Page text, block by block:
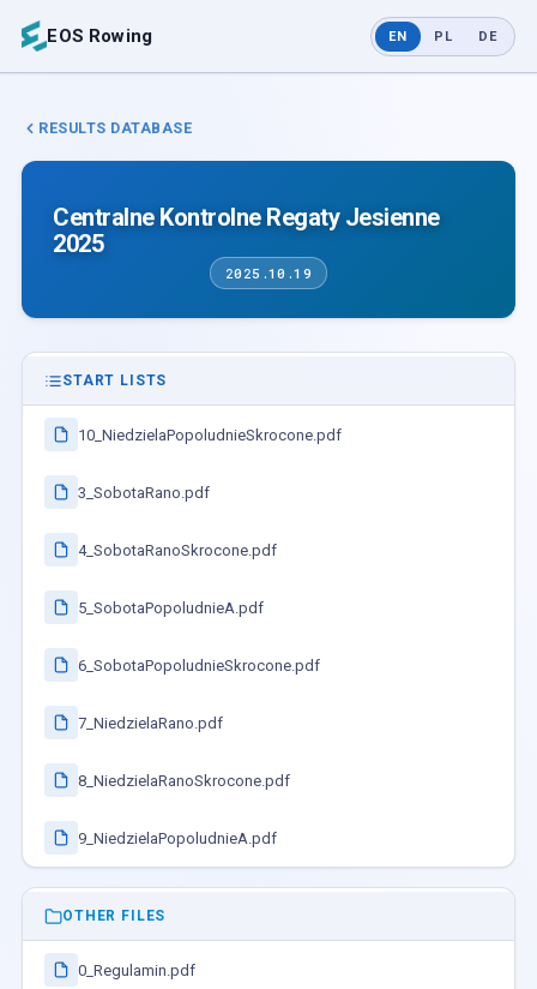
EOS Rowing EN PL DE
RESULTS DATABASE
Centralne Kontrolne Regaty Jesienne
2025
2025.10.19
START LISTS
10_NiedzielaPopoludnieSkrocone.pdf
3_SobotaRano.pdf
4_SobotaRanoSkrocone.pdf
5_SobotaPopoludnieA.pdf
6_SobotaPopoludnieSkrocone.pdf
7_NiedzielaRano.pdf
8_NiedzielaRanoSkrocone.pdf
9_NiedzielaPopoludnieA.pdf
OTHER FILES
0_Regulamin.pdf